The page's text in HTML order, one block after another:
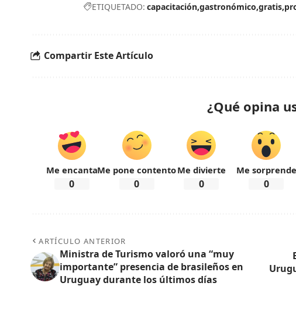
ETIQUETADO: capacitación gastronómico gratis
Compartir Este Artículo
¿Qué opina
Me encanta
0
Me pone contento
0
Me divierte
0
Me sorprende
0
ARTÍCULO ANTERIOR
Ministra de Turismo valoró una “muy
importante” presencia de brasileños en
Uruguay durante los últimos días